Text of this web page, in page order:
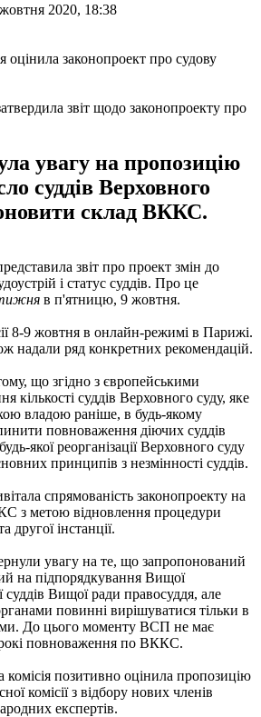
2020, 18:38
звіт щодо законопроекту про
увагу на пропозицію
суддів Верховного
склад ВККС.
звіт про проект змін до
і статус суддів. Про це
в п'ятницю, 9 жовтня.
8-9 жовтня в онлайн-режимі в Парижі.
надали ряд конкретних рекомендацій.
що згідно з європейськими
кількості суддів Верховного суду, яке
владою раніше, в будь-якому
повноваження діючих суддів
якої реорганізації Верховного суду
принципів з незмінності суддів.
спрямованість законопроекту на
з метою відновлення процедури
другої інстанції.
увагу на те, що запропонований
на підпорядкування Вищої
суддів Вищої ради правосуддя, але
повинні вирішуватися тільки в
До цього моменту ВСП не має
повноваження по ВККС.
комісія позитивно оцінила пропозицію
комісії з відбору нових членів
експертів.